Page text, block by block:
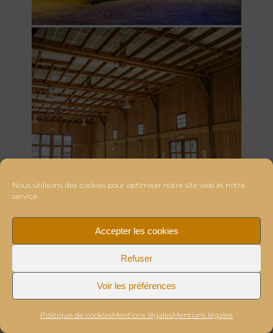
Nous utilisons des cookies pour optimiser notre site web et notre
service.
Accepter les cookies
Refuser
Voir les préférences
Politique de cookiesMentions légalesMentions légales